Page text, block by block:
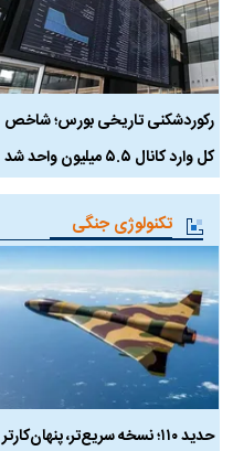
رکوردشکنی تاریخی بورس؛ شاخص
کل وارد کانال ۵.۵ میلیون واحد شد
تکنولوژی جنگی
حدید ۱۱۰؛ نسخه سریع‌تر، پنهان‌کارتر